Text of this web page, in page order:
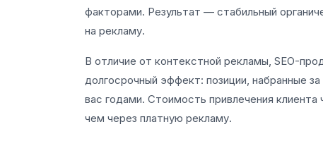
факторами. Результат — стабильный
на рекламу.
В отличие от контекстной рекламы, SEO-
долгосрочный эффект: позиции, набранные
вас годами. Стоимость привлечения клиента
чем через платную рекламу.